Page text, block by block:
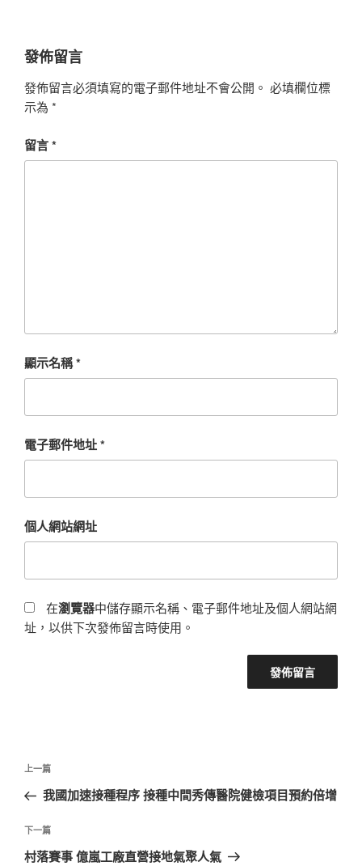
發佈留言
發佈留言必須填寫的電子郵件地址不會公開。 必填欄位標
示為 *
留言*
顯示名稱*
電子郵件地址*
個人網站網址
在瀏覽器中儲存顯示名稱、電子郵件地址及個人網站網
址，以供下次發佈留言時使用。
文
導
覽
上
一
文
章
上一篇
我國加速接種程序 接種中間秀傳醫院健檢項目預約倍增
下
一
下一篇
村落賽事 億嵐工廠直營接地氣聚人氣